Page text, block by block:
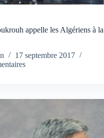
appelle les Algériens à la
17 septembre 2017